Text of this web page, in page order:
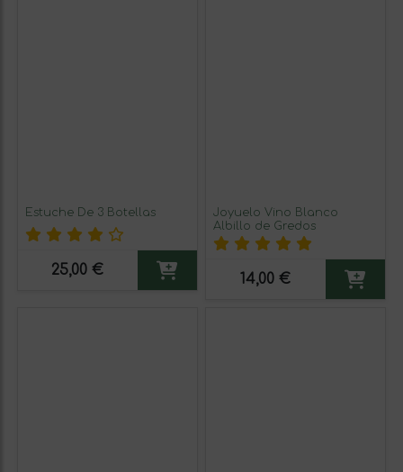
Estuche De 3 Botellas
25,00 €
Joyuelo Vino Blanco
Albillo de Gredos
14,00 €